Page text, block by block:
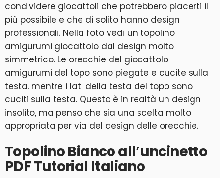
condividere giocattoli che potrebbero piacerti il ​​
più possibile e che di solito hanno design
professionali. Nella foto vedi un topolino
amigurumi giocattolo dal design molto
simmetrico. Le orecchie del giocattolo
amigurumi del topo sono piegate e cucite sulla
testa, mentre i lati della testa del topo sono
cuciti sulla testa. Questo è in realtà un design
insolito, ma penso che sia una scelta molto
appropriata per via del design delle orecchie.
Topolino Bianco all’uncinetto
PDF Tutorial Italiano